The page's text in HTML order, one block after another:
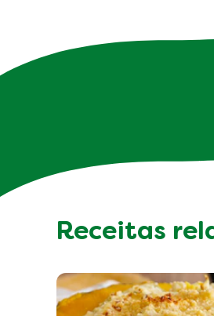
Receitas